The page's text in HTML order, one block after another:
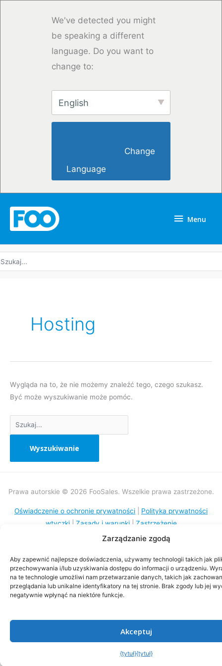
Zarządzanie zgodą
Aby zapewnić najlepsze doświadczenia, używamy technologii takich jak
przechowywania i/lub uzyskiwania dostępu do informacji o urządzeniu.
na te technologie umożliwi nam przetwarzanie danych, takich jak
przeglądania lub unikalne identyfikatory na tej stronie. Brak zgody lub jej
negatywnie wpłynąć na niektóre funkcje.
Akceptuj
{tytuł}{tytuł}
We've detected you might
be speaking a different
language. Do you want to
change to:
English
Language
Menu
Hosting
Wygląda na to, że nie możemy znaleźć tego, czego szukasz.
Być może wyszukiwanie może pomóc.
Prawa autorskie © 2026 FooSales. Wszelkie prawa zastrzeżone.
Oświadczenie o ochronie prywatności
Polityka prywatności
wtyczki| Zasady i warunki| Zastrzeżenie